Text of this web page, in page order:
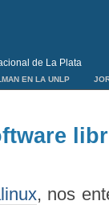
de La Plata
EN LA UNLP
, nos